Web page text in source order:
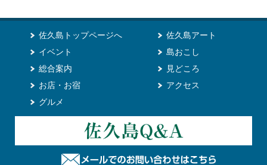
佐久島トップページへ
イベント
総合案内
お店・お宿
グルメ
佐久島アート
島おこし
見どころ
アクセス